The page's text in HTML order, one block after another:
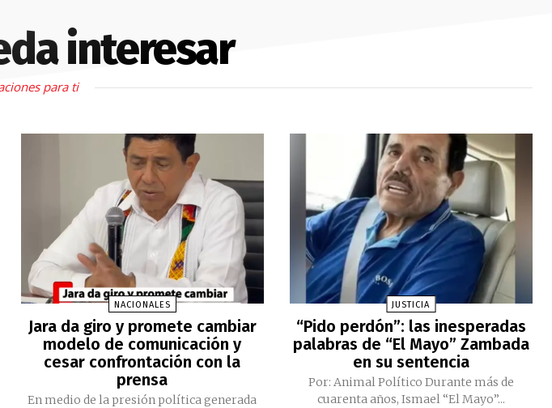
interesar
para ti
NACIONALES
Jara da giro y promete cambiar
modelo de comunicación y
cesar confrontación con la
prensa
En medio de la presión política generada
JUSTICIA
“Pido perdón”: las inesperadas
palabras de “El Mayo” Zambada
en su sentencia
Por: Animal Político Durante más de
cuarenta años, Ismael “El Mayo”...